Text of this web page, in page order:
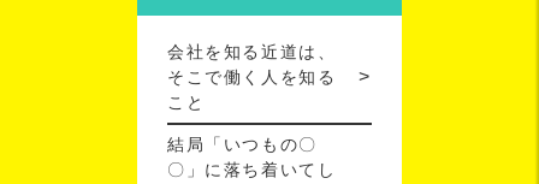
会社を知る近道は、
そこで働く人を知る
こと
結局「いつもの〇
〇」に落ち着いてし